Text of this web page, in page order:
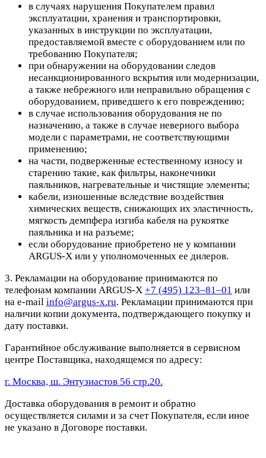
в случаях нарушения Покупателем правил
эксплуатации, хранения и транспортировки,
указанных в инструкции по эксплуатации,
предоставляемой вместе с оборудованием или по
требованию Покупателя;
при обнаружении на оборудовании следов
несанкционированного вскрытия или модернизации,
а также небрежного или неправильно обращения с
оборудованием, приведшего к его повреждению;
в случае использования оборудования не по
назначению, а также в случае неверного выбора
модели с параметрами, не соответствующими
применению;
на части, подверженные естественному износу и
старению такие, как фильтры, наконечники
паяльников, нагревательные и чистящие элементы;
кабели, изношенные вследствие воздействия
химических веществ, снижающих их эластичность,
мягкость демпфера изгиба кабеля на рукоятке
паяльника и на разъеме;
если оборудование приобретено не у компании
ARGUS-X или у уполномоченных ее дилеров.
3. Рекламации на оборудование принимаются по
телефонам компании ARGUS-X +7 (495) 123–81–01 или
на e-mail info@argus-x.ru. Рекламации принимаются при
наличии копии документа, подтверждающего покупку и
дату поставки.
Гарантийное обслуживание выполняется в сервисном
центре Поставщика, находящемся по адресу:
г. Москва, ш. Энтузиастов 56 стр.20.
Доставка оборудования в ремонт и обратно
осуществляется силами и за счет Покупателя, если иное
не указано в Договоре поставки.